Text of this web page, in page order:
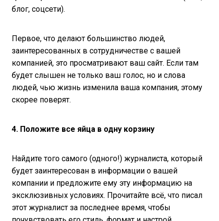
блог, соцсети).
Первое, что делают большинство людей,
заинтересованных в сотрудничестве с вашей
компанией, это просматривают ваш сайт. Если там
будет слышен не только ваш голос, но и слова
людей, чью жизнь изменила ваша компания, этому
скорее поверят.
4. Положите все яйца в одну корзину
Найдите того самого (одного!) журналиста, который
будет заинтересован в информации о вашей
компании и предложите ему эту информацию на
эксклюзивных условиях. Прочитайте всё, что писал
этот журналист за последнее время, чтобы